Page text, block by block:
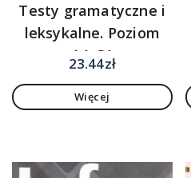
Testy gramatyczne i
leksykalne. Poziom
A1-C1
23.44zł
Więcej